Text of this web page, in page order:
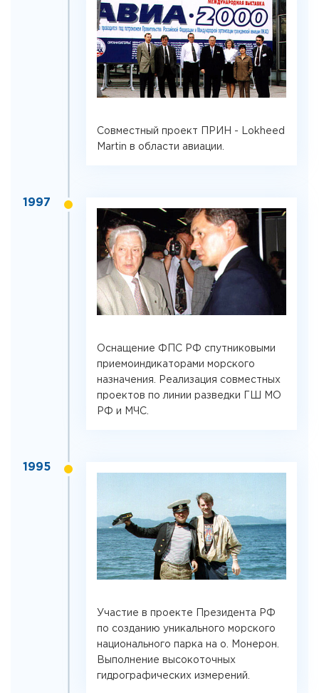
Совместный проект ПРИН - Lokheed
Martin в области авиации.
Оснащение ФПС РФ спутниковыми
приемоиндикаторами морского
назначения. Реализация совместных
проектов по линии разведки ГШ МО
РФ и МЧС.
1997
Участие в проекте Президента РФ
по созданию уникального морского
национального парка на о. Монерон.
Выполнение высокоточных
гидрографических измерений.
1995